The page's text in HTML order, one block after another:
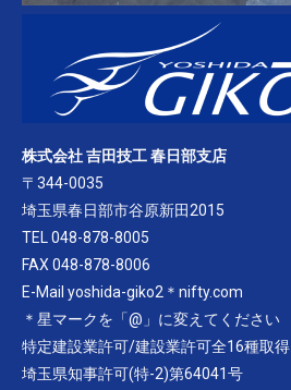
株式会社 吉田技工 春日部支店
〒344-0035
埼玉県春日部市谷原新田2015
TEL 048-878-8005
FAX 048-878-8006
E-Mail yoshida-giko2＊nifty.com
＊星マークを「@」に変えてください
特定建設業許可/建設業許可全16種取得
埼玉県知事許可(特-2)第64041号